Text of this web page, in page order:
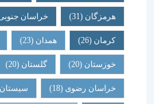
هرمزگان(31) خراسان جنوبی(30)
همدان گیلان
خوزستان(20) گلستان (20)
خراسان رضوی(18) سیستان و